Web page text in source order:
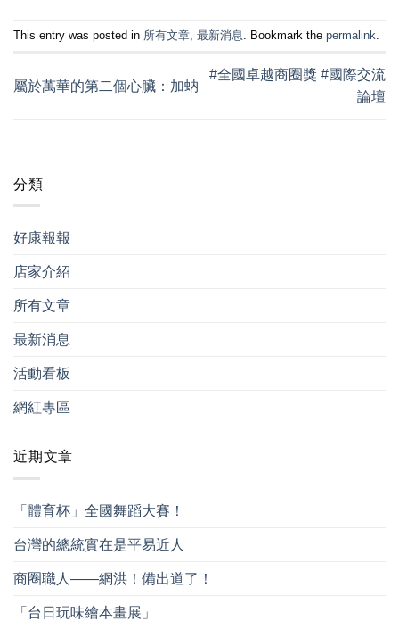
分類
好康報報
店家介紹
所有文章
最新消息
活動看板
網紅專區
近期文章
「體育杯」全國舞蹈大賽！
台灣的總統實在是平易近人
商圈職人——網洪！備出道了！
「台日玩味繪本畫展」
This entry was posted in 所有文章 最新消息 . Bookmark the permalink
屬於萬華的第二個心臟：加蚋
#全國卓越商圈獎 #國際交流
論壇